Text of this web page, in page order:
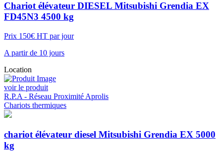
Chariot élévateur DIESEL Mitsubishi Grendia EX
FD45N3 4500 kg
Prix 150€ HT par jour
A partir de 10 jours
Location
voir le produit
R.P.A - Réseau Proximité Aprolis
Chariots thermiques
chariot élévateur diesel Mitsubishi Grendia EX 5000
kg